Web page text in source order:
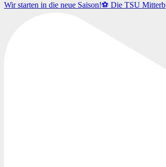
Wir starten in die neue Saison!⚽️ Die TSU Mitterb